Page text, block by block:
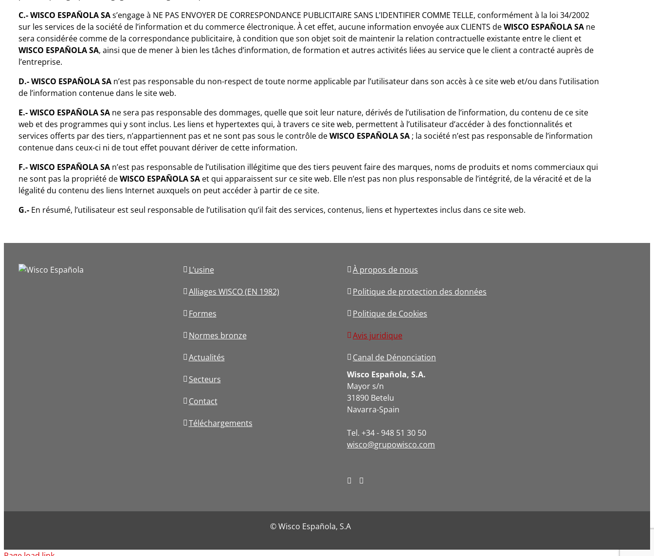
C.- WISCO ESPAÑOLA SAs’engage à NE PAS ENVOYER DE CORRESPONDANCE PUBLICITAIRE SANS L’IDENTIFIER COMME TELLE, conformément à la loi 34/2002
sur les services de la société de l’information et du commerce électronique. À cet effet, aucune information envoyée aux CLIENTS deWISCO ESPAÑOLA SA ne
sera considérée comme de la correspondance publicitaire, à condition que son objet soit de maintenir la relation contractuelle existante entre le client et
WISCO ESPAÑOLA SA, ainsi que de mener à bien les tâches d’information, de formation et autres activités liées au service que le client a contracté auprès de
l’entreprise.
D.- WISCO ESPAÑOLA SA n’est pas responsable du non-respect de toute norme applicable par l’utilisateur dans son accès à ce site web et/ou dans l’utilisation
de l’information contenue dans le site web.
E.- WISCO ESPAÑOLA SA ne sera pas responsable des dommages, quelle que soit leur nature, dérivés de l’utilisation de l’information, du contenu de ce site
web et des programmes qui y sont inclus. Les liens et hypertextes qui, à travers ce site web, permettent à l’utilisateur d’accéder à des fonctionnalités et
services offerts par des tiers, n’appartiennent pas et ne sont pas sous le contrôle deWISCO ESPAÑOLA SA ; la société n’est pas responsable de l’information
contenue dans ceux-ci ni de tout effet pouvant dériver de cette information.
F.- WISCO ESPAÑOLA SA n’est pas responsable de l’utilisation illégitime que des tiers peuvent faire des marques, noms de produits et noms commerciaux qui
ne sont pas la propriété deWISCO ESPAÑOLA SA et qui apparaissent sur ce site web. Elle n’est pas non plus responsable de l’intégrité, de la véracité et de la
légalité du contenu des liens Internet auxquels on peut accéder à partir de ce site.
G.- En résumé, l’utilisateur est seul responsable de l’utilisation qu’il fait des services, contenus, liens et hypertextes inclus dans ce site web.
L’usine
Alliages WISCO (EN 1982)
Formes
Normes bronze
Actualités
Secteurs
Contact
Téléchargements
À propos de nous
Politique de protection des données
Politique de Cookies
Avis juridique
Canal de Dénonciation
Wisco Española, S.A.
Mayor s/n
31890 Betelu
Navarra-Spain
Tel. +34 - 948 51 30 50
wisco@grupowisco.com
© Wisco Española, S.A